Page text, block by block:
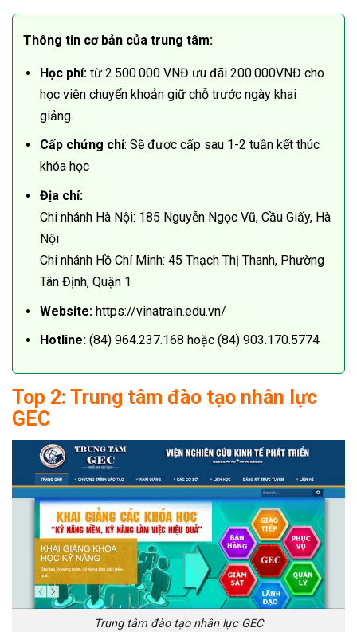
Thông tin cơ bản của trung tâm:
Học phí:từ 2.500.000 VNĐ ưu đãi 200.000VNĐ cho
học viên chuyển khoản giữ chỗ trước ngày khai
giảng.
Cấp chứng chỉ: Sẽ được cấp sau 1-2 tuần kết thúc
khóa học
Địa chỉ:
Chi nhánh Hà Nội: 185 Nguyễn Ngọc Vũ, Cầu Giấy, Hà
Nội
Chi nhánh Hồ Chí Minh: 45 Thạch Thị Thanh, Phường
Tân Định, Quận 1
Website:https://vinatrain.edu.vn/
Hotline:(84) 964.237.168 hoặc (84) 903.170.5774
Top 2: Trung tâm đào tạo nhân lực
GEC
Trung tâm đào tạo nhân lực GEC